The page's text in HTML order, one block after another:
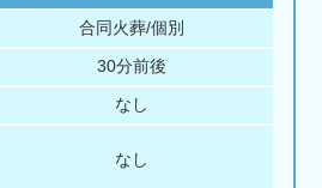
合同火葬/個別
30分前後
なし
なし